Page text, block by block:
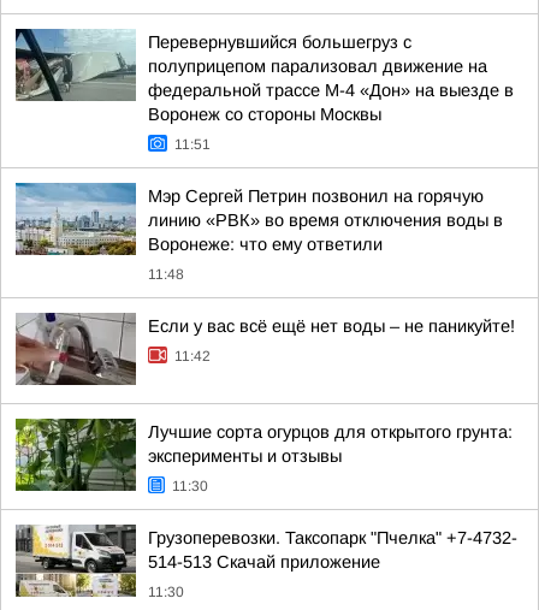
Перевернувшийся большегруз с
полуприцепом парализовал движение на
федеральной трассе М-4 «Дон» на выезде в
Воронеж со стороны Москвы
11:51
Мэр Сергей Петрин позвонил на горячую
линию «РВК» во время отключения воды в
Воронеже: что ему ответили
11:48
Если у вас всё ещё нет воды – не паникуйте!
11:42
Лучшие сорта огурцов для открытого грунта:
эксперименты и отзывы
11:30
Грузоперевозки. Таксопарк "Пчелка" +7-4732-
514-513 Скачай приложение
11:30